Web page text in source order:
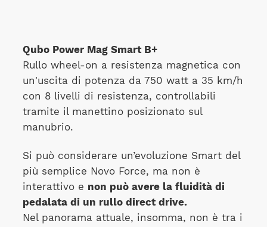
Qubo Power Mag Smart B+
Rullo wheel-on a resistenza magnetica con
un'uscita di potenza da 750 watt a 35 km/h
con 8 livelli di resistenza, controllabili
tramite il manettino posizionato sul
manubrio.
Si può considerare un’evoluzione Smart del
più semplice Novo Force, ma non è
interattivo e non può avere la fluidità di
pedalata di un rullo direct drive.
Nel panorama attuale, insomma, non è tra i